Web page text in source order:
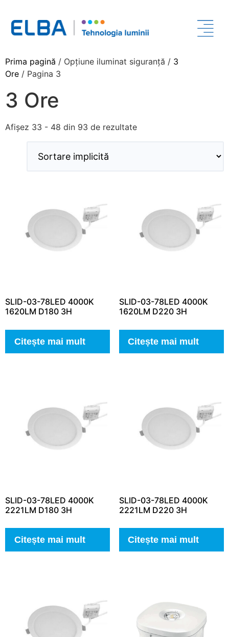
Prima pagină / Opțiune iluminat siguranță / 3
Ore / Pagina 3
3 Ore
Afișez 33 - 48 din 93 de rezultate
SLID-03-78LED 4000K
1620LM D180 3H
Citește mai mult
SLID-03-78LED 4000K
1620LM D220 3H
Citește mai mult
SLID-03-78LED 4000K
2221LM D180 3H
Citește mai mult
SLID-03-78LED 4000K
2221LM D220 3H
Citește mai mult